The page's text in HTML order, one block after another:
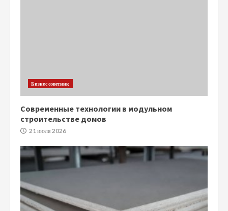
Бизнес советник
Современные технологии в модульном
строительстве домов
21 июля 2026